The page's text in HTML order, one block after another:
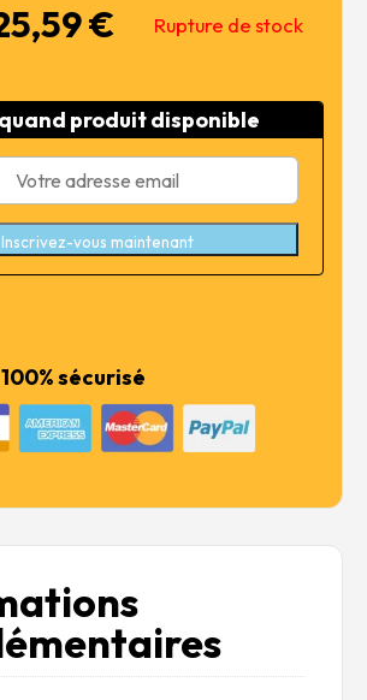
:
€.
€Le
est :
25,59 €.
Rupture de stock
produit disponible
Inscrivez-vous maintenant
sécurisé